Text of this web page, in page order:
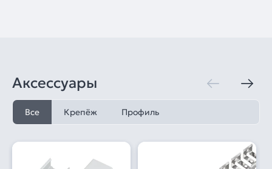
Аксессуары
Все Крепёж Профиль